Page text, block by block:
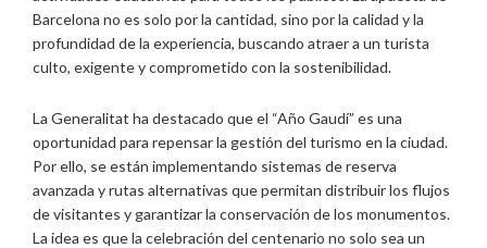
Barcelona no es solo por la cantidad, sino por la calidad y la
profundidad de la experiencia, buscando atraer a un turista
culto, exigente y comprometido con la sostenibilidad.
La Generalitat ha destacado que el “Año Gaudí” es una
oportunidad para repensar la gestión del turismo en la ciudad.
Por ello, se están implementando sistemas de reserva
avanzada y rutas alternativas que permitan distribuir los flujos
de visitantes y garantizar la conservación de los monumentos.
La idea es que la celebración del centenario no solo sea un